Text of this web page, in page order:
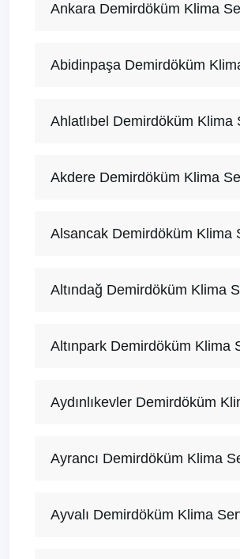
Ankara Demirdöküm Klima
Abidinpaşa Demirdöküm
Ahlatlıbel Demirdöküm Klima
Akdere Demirdöküm Klima
Alsancak Demirdöküm Klima
Altındağ Demirdöküm Klima
Altınpark Demirdöküm Klima
Aydınlıkevler Demirdöküm
Ayrancı Demirdöküm Klima
Ayvalı Demirdöküm Klima